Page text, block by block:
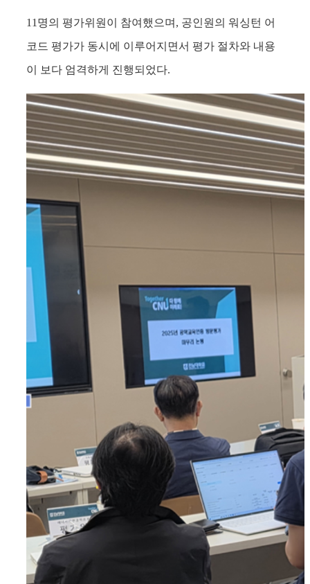
11 명의 평가위원이 참여했으며, 공인원의 워싱턴 어
코드 평가가 동시에 이루어지면서 평가 절차와 내용
이
보다 엄격하게 진행되었다.